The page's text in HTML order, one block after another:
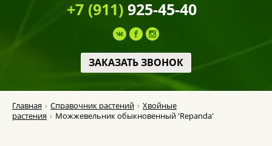
+7 (911)925-45-40
ЗАКАЗАТЬ ЗВОНОК
Главная Справочник растений
Хвойные
растения
Можжевельник обыкновенный 'Repanda'